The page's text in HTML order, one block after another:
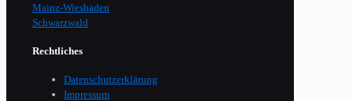
Mainz-Wiesbaden
Schwarzwald
Rechtliches
Datenschutzerklärung
Impressum